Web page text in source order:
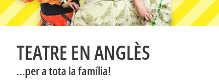
TEATRE EN ANGLÈS
…per a tota la família!